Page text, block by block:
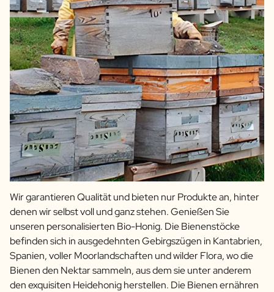
Wir garantieren Qualität und bieten nur Produkte an, hinter
denen wir selbst voll und ganz stehen. Genießen Sie
unseren personalisierten Bio-Honig. Die Bienenstöcke
befinden sich in ausgedehnten Gebirgszügen in Kantabrien,
Spanien, voller Moorlandschaften und wilder Flora, wo die
Bienen den Nektar sammeln, aus dem sie unter anderem
den exquisiten Heidehonig herstellen. Die Bienen ernähren